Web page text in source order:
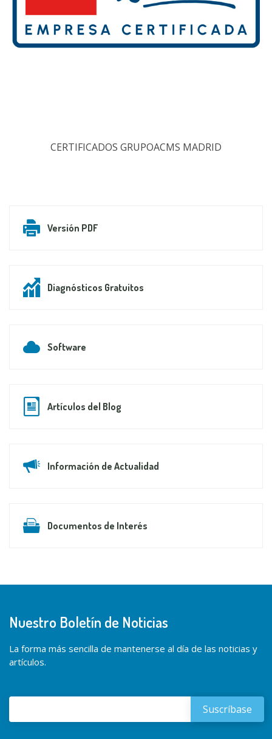
CERTIFICADOS GRUPOACMS MADRID
Versión PDF
Diagnósticos Gratuitos
Software
Artículos del Blog
Información de Actualidad
Documentos de Interés
Nuestro Boletín de Noticias
La forma más sencilla de mantenerse al día de las noticias y
artículos.